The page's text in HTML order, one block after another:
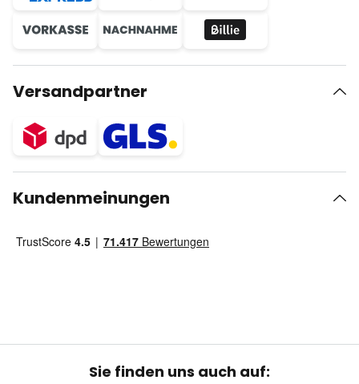
Versandpartner
Kundenmeinungen
Sie finden uns auch auf: